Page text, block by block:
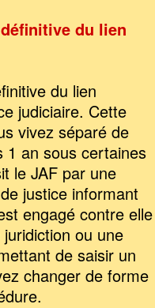
du lien
du lien
judiciaire. Cette
vivez séparé de
1 an sous certaines
le JAF par une
justice informant
engagé contre elle
ou une
de saisir un
changer de forme